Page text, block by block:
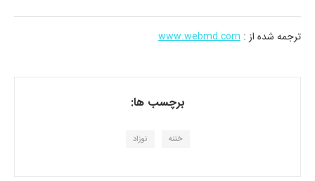
ترجمه شده از : www.webmd.com
برچسب ها:
ختنه نوزاد